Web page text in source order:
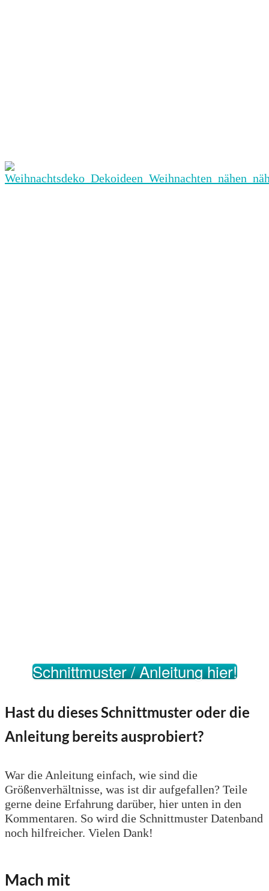
Schnittmuster / Anleitung hier!
Hast du dieses Schnittmuster oder die
Anleitung bereits ausprobiert?
War die Anleitung einfach, wie sind die
Größenverhältnisse, was ist dir aufgefallen? Teile
gerne deine Erfahrung darüber, hier unten in den
Kommentaren. So wird die Schnittmuster Datenband
noch hilfreicher. Vielen Dank!
Mach mit